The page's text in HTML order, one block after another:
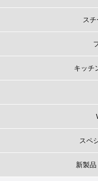
ス
キッチ
スペ
新製